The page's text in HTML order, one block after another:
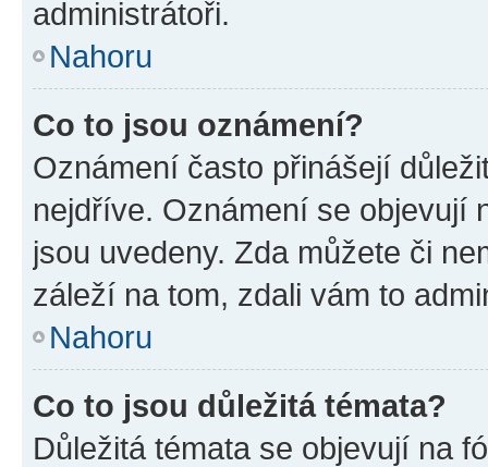
administrátoři.
Nahoru
Co to jsou oznámení?
Oznámení často přinášejí
nejdříve. Oznámení se objevují
jsou uvedeny. Zda můžete či
záleží na tom, zdali vám to
Nahoru
Co to jsou důležitá témata?
Důležitá témata se objevují na